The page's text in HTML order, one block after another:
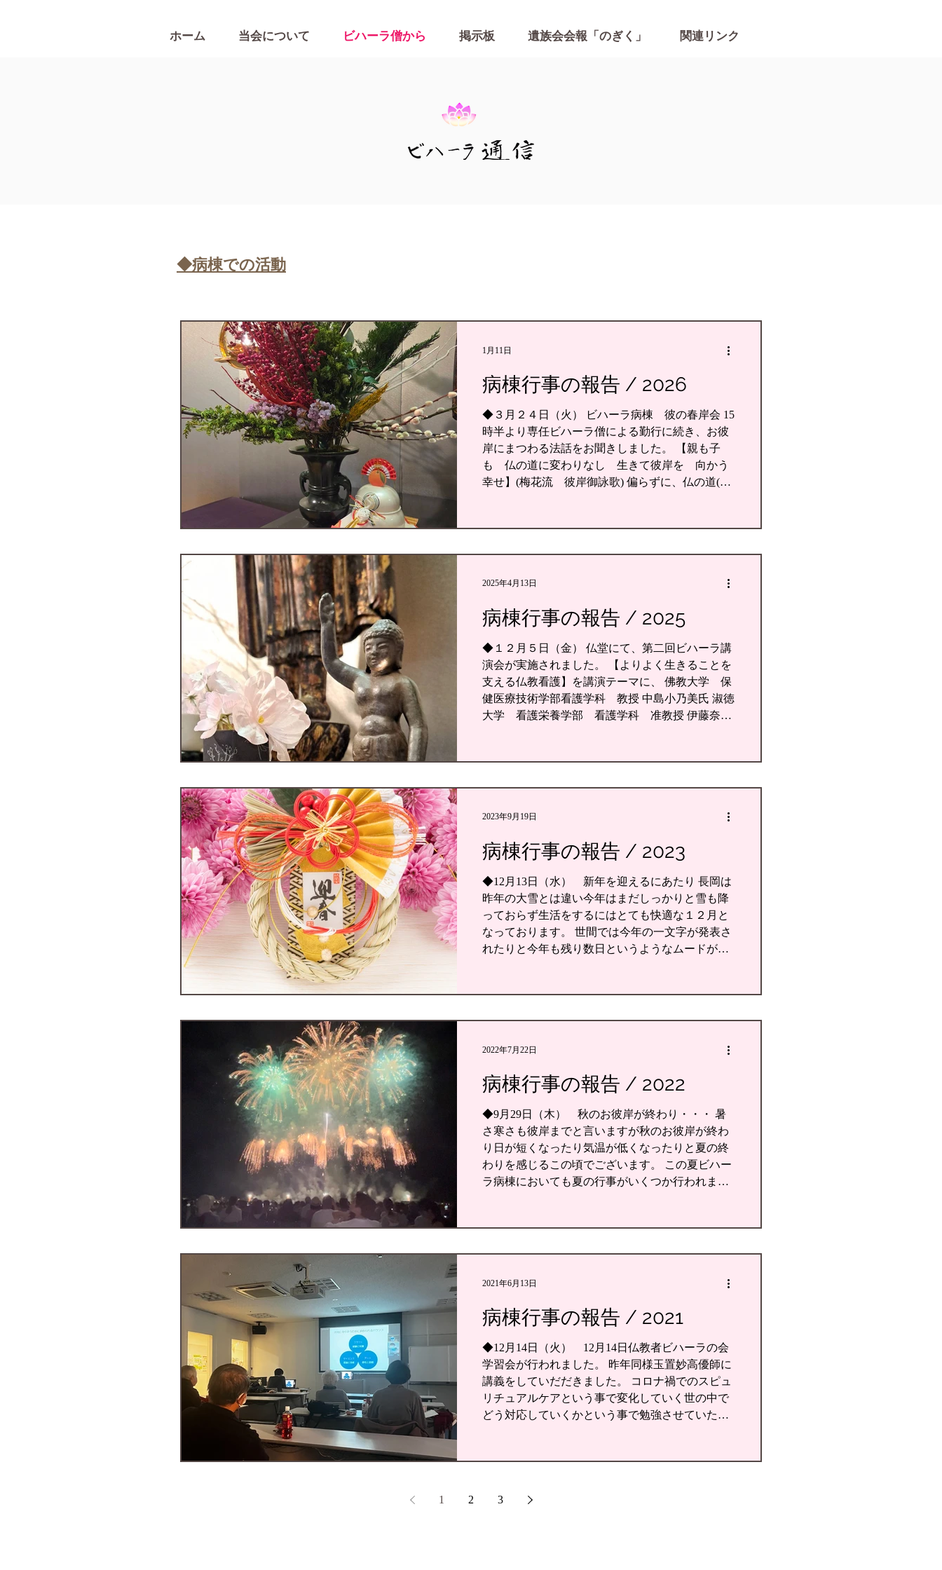
ホーム 当会について ビハーラ僧から 掲示板 遺族会会報「のぎく」 関連リンク
​◆病棟での活動
病棟行事の報告 / 2026
◆３月２４日（火） ビハーラ病棟 彼の春岸会 15
時半より専任ビハーラ僧による勤行に続き、お彼
岸にまつわる法話をお聞きしました。 【親も子
も 仏の道に変わりなし 生きて彼岸を 向かう
幸せ】(梅花流 彼岸御詠歌) 偏らずに、仏の道(中
会】を 行いました。 【仏教看護】の考え方や実践
みや迷いを抱える私たちの心の置き場所につい
３月１１日（水） ビハーラ僧による 【本当の心の
いました。 日頃抱えがちなストレスや心の疲れを
坐禅を通して軽減（セルフケア）できるように
と、スタッフや参加された皆様より実際に坐禅を
体験していただきました。 ◆２月１６日（月） 2
月15日は御釈迦様の涅槃会を多くの寺院でお勤め
1月11日
病棟行事の報告 / 2025
◆１２月５日（金） 仏堂にて、第二回ビハーラ講
演会が実施されました。 【よりよく生きることを
支える仏教看護】を講演テーマに、 佛教大学 保
健医療技術学部看護学科 教授 中島小乃美氏 淑徳
大学 看護栄養学部 看護学科 准教授 伊藤奈津
験談と、よりよく生きることについて学びを深め
4月8日は御釈迦様のご誕生を祝う花祭りとし、各
す。 三千年（みちとせ）昔ルンビニの 花の御園
いの御親（みおや）と なりたもう 【 釈尊花祭御
和讃 】 皆が同じ命、私もあなたも大切な存在と、
御釈迦様はお示しくださっております。 ◆
2025年4月13日
病棟行事の報告 / 2023
◆12月13日（水） 新年を迎えるにあたり 長岡は
昨年の大雪とは違い今年はまだしっかりと雪も降
っておらず生活をするにはとても快適な１２月と
なっております。 世間では今年の一文字が発表さ
れたりと今年も残り数日というようなムードが高
2023年9月19日
病棟行事の報告 / 2022
◆9月29日（木） 秋のお彼岸が終わり・・・ 暑
さ寒さも彼岸までと言いますが秋のお彼岸が終わ
り日が短くなったり気温が低くなったりと夏の終
わりを感じるこの頃でございます。 この夏ビハー
ラ病棟においても夏の行事がいくつか行われまし
2022年7月22日
病棟行事の報告 / 2021
◆12月14日（火） 12月14日仏教者ビハーラの会
学習会が行われました。 昨年同様玉置妙高優師に
講義をしていだだきました。 コロナ禍でのスピュ
リチュアルケアという事で変化していく世の中で
どう対応していくかという事で勉強させていただ
2021年6月13日
1 2 3